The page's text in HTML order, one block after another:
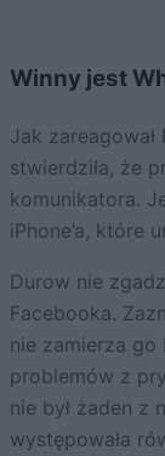
Winny jest
Jak zareagował
stwierdziła, że
komunikatora.
iPhone’a, które
Durow nie
Facebooka.
nie zamierza go
problemów z
nie był żaden z
występowała